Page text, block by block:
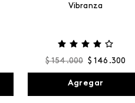
Vibranza
$ 154.000 $ 146 .300
Agregar